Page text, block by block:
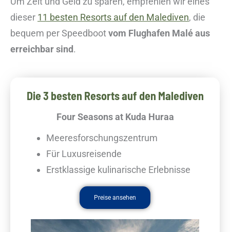
dieser 11 besten Resorts auf den Malediven, die
bequem per Speedbootvom Flughafen Malé aus
erreichbar sind.
Die 3 besten Resorts auf den Malediven
Four Seasons at Kuda Huraa
Meeresforschungszentrum
Für Luxusreisende
Erstklassige kulinarische Erlebnisse
Preise ansehen